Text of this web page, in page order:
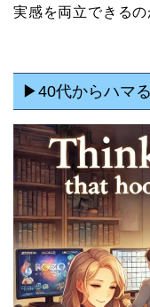
実感を両立できるの
▶40代からハマ